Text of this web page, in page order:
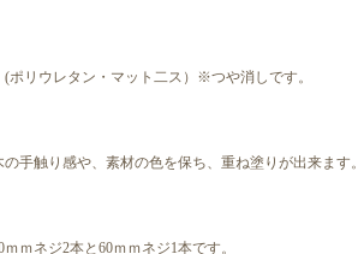
ポリウレタン・マット二ス）※つや消しです。
手触り感や、素材の色を保ち、重ね塗りが出来ます。
ｍネジ2本と60ｍｍネジ1本です。